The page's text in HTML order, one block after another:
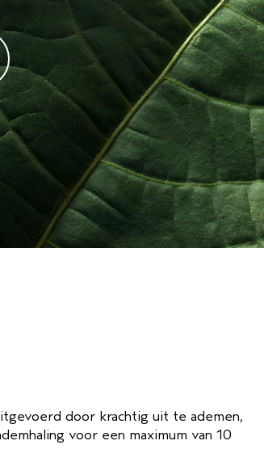
door krachtig uit te ademen,
voor een maximum van 10